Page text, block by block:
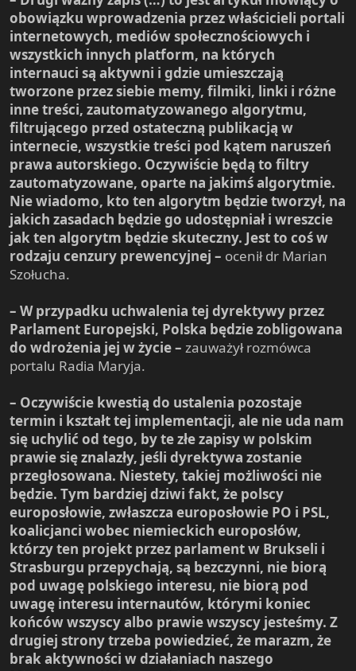
obowiązku wprowadzenia przez właścicieli portali
internetowych, mediów społecznościowych i
wszystkich innych platform, na których
internauci są aktywni i gdzie umieszczają
tworzone przez siebie memy, filmiki, linki i różne
inne treści, zautomatyzowanego algorytmu,
filtrującego przed ostateczną publikacją w
internecie, wszystkie treści pod kątem naruszeń
prawa autorskiego. Oczywiście będą to filtry
zautomatyzowane, oparte na jakimś algorytmie.
Nie wiadomo, kto ten algorytm będzie tworzył, na
jakich zasadach będzie go udostępniał i wreszcie
jak ten algorytm będzie skuteczny. Jest to coś w
rodzaju cenzury prewencyjnej – ocenił dr Marian
Szołucha.
– W przypadku uchwalenia tej dyrektywy przez
Parlament Europejski, Polska będzie zobligowana
do wdrożenia jej w życie – zauważył rozmówca
portalu Radia Maryja.
– Oczywiście kwestią do ustalenia pozostaje
termin i kształt tej implementacji, ale nie uda nam
się uchylić od tego, by te złe zapisy w polskim
prawie się znalazły, jeśli dyrektywa zostanie
przegłosowana. Niestety, takiej możliwości nie
będzie. Tym bardziej dziwi fakt, że polscy
europosłowie, zwłaszcza europosłowie PO i PSL,
koalicjanci wobec niemieckich europosłów,
którzy ten projekt przez parlament w Brukseli i
Strasburgu przepychają, są bezczynni, nie biorą
pod uwagę polskiego interesu, nie biorą pod
uwagę interesu internautów, którymi koniec
końców wszyscy albo prawie wszyscy jesteśmy. Z
drugiej strony trzeba powiedzieć, że marazm, że
brak aktywności w działaniach naszego